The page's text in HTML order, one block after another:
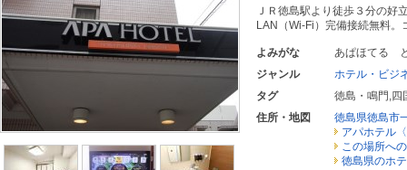
ＪＲ徳島駅より徒歩３分の好
LAN（Wi-Fi）完備接続無料
よみがな
あぱほてる
ジャンル
ホテル・ビジ
タグ
徳島・鳴門 ,四
住所・地図
徳島県徳島市
アパホテル
この場所へ
徳島県のホ